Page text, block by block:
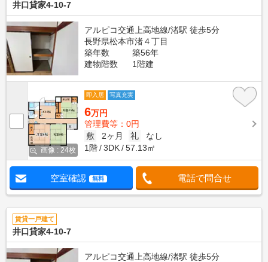
井口貸家4-10-7
アルピコ交通上高地線/渚駅 徒歩5分
長野県松本市渚４丁目
築年数
築56年
建物階数
1階建
画像 : 24枚
即入居 写真充実
6万円
管理費等：0円
敷
2ヶ月 礼
なし
1階
3DK 57.13㎡
空室確認 無料 電話で問合せ
賃貸一戸建て
井口貸家4-10-7
アルピコ交通上高地線/渚駅 徒歩5分